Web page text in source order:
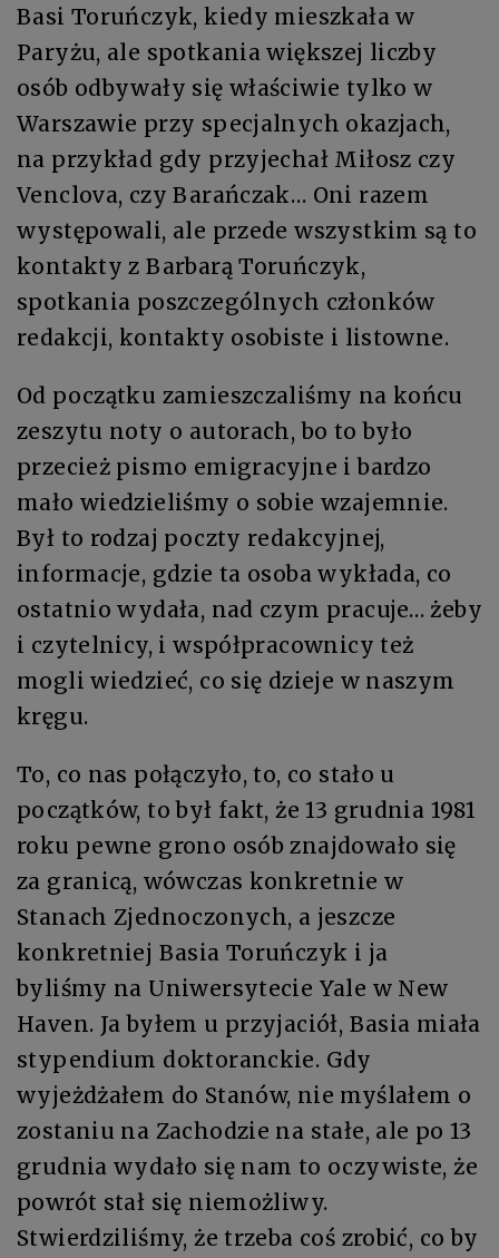
Basi Toruńczyk, kiedy mieszkała w
Paryżu, ale spotkania większej liczby
osób odbywały się właściwie tylko w
Warszawie przy specjalnych okazjach,
na przykład gdy przyjechał Miłosz czy
Venclova, czy Barańczak… Oni razem
występowali, ale przede wszystkim są to
kontakty z Barbarą Toruńczyk,
spotkania poszczególnych członków
redakcji, kontakty osobiste i listowne.
Od początku zamieszczaliśmy na końcu
zeszytu noty o autorach, bo to było
przecież pismo emigracyjne i bardzo
mało wiedzieliśmy o sobie wzajemnie.
Był to rodzaj poczty redakcyjnej,
informacje, gdzie ta osoba wykłada, co
ostatnio wydała, nad czym pracuje… żeby
i czytelnicy, i współpracownicy też
mogli wiedzieć, co się dzieje w naszym
kręgu.
To, co nas połączyło, to, co stało u
początków, to był fakt, że 13 grudnia 1981
roku pewne grono osób znajdowało się
za granicą, wówczas konkretnie w
Stanach Zjednoczonych, a jeszcze
konkretniej Basia Toruńczyk i ja
byliśmy na Uniwersytecie Yale w New
Haven. Ja byłem u przyjaciół, Basia miała
stypendium doktoranckie. Gdy
wyjeżdżałem do Stanów, nie myślałem o
zostaniu na Zachodzie na stałe, ale po 13
grudnia wydało się nam to oczywiste, że
powrót stał się niemożliwy.
Stwierdziliśmy, że trzeba coś zrobić, co by